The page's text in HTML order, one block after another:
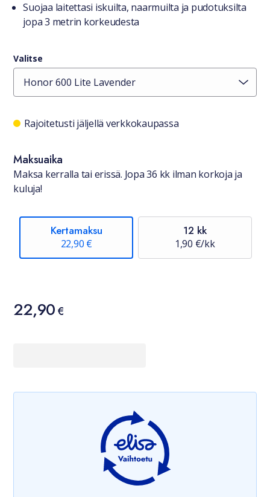
Suojaa laitettasi iskuilta, naarmuilta ja pudotuksilta
jopa 3 metrin korkeudesta
Valitse
Saatavuustiedot
Rajoitetusti jäljellä verkkokaupassa
Maksuaika
Maksa kerralla tai erissä. Jopa 36 kk ilman korkoja ja
kuluja!
Kertamaksu
22,90 €
12 kk
1,90 €/kk
Hinta
22,90 €
22,90€